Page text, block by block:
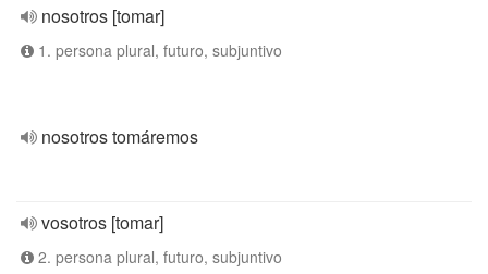
nosotros [tomar]
1. persona plural, futuro, subjuntivo
nosotros tomáremos
vosotros [tomar]
2. persona plural, futuro, subjuntivo